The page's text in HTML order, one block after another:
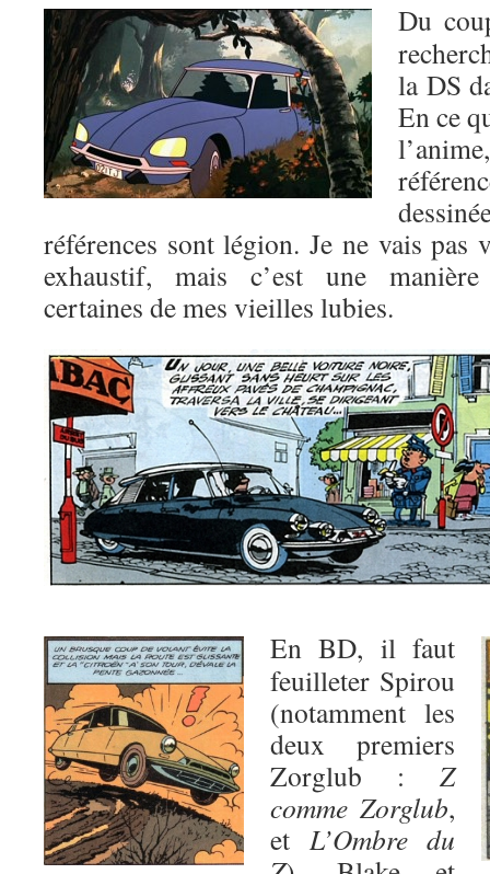
Du
la DS
En ce
références sont légion. Je ne vais pas
exhaustif, mais c’est une manière
certaines de mes vieilles lubies.
En BD, il faut
feuilleter Spirou
(notamment les
deux premiers
Zorglub : Z
comme Zorglub,
et L’Ombre du